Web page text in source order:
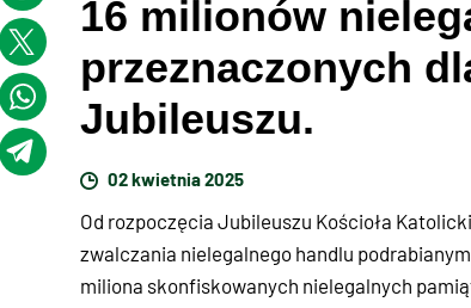
16 milionów
przeznaczonych
Jubileuszu.
02 kwietnia 2025
Od rozpoczęcia Jubileuszu Kościoła
zwalczania nielegalnego handlu
miliona skonfiskowanych nielegalnych